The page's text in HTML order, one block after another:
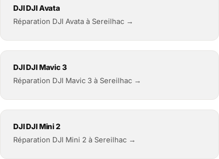
DJI DJI Avata
Réparation DJI Avata à Sereilhac →
DJI DJI Mavic 3
Réparation DJI Mavic 3 à Sereilhac →
DJI DJI Mini 2
Réparation DJI Mini 2 à Sereilhac →